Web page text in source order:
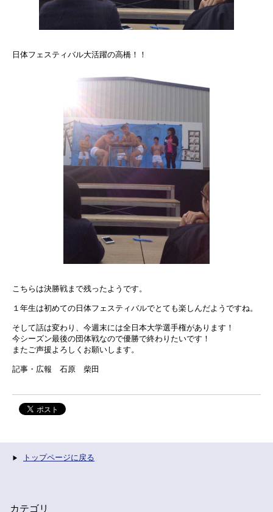
日体フェスティバル大活躍の高橋！！
こちらは決勝戦まで残ったようです。
１年生は初めての日体フェスティバルでとても楽しんだようですね。
そして話は変わり、今週末には全日本大学選手権があります！
今シーズン最後の団体戦なので優勝で終わりたいです！
またご声援よろしくお願いします。
記事・広報 石原 柴田
トップページに戻る
カテゴリ